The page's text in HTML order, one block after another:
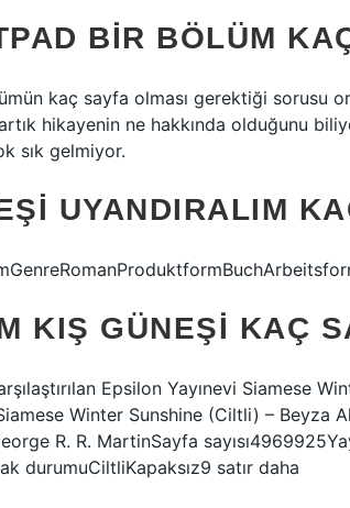
BIR BÖLÜM
kaç sayfa olması gerektiği sorusu
hikayenin ne hakkında olduğunu
sık gelmiyor.
UYANDIRALIM
KIŞ GÜNEŞI KAÇ
Epsilon Yayınevi Siamese
Winter Sunshine (Ciltli) – Beyza
R. R. MartinSayfa
durumuCiltliKapaksız9 satır daha